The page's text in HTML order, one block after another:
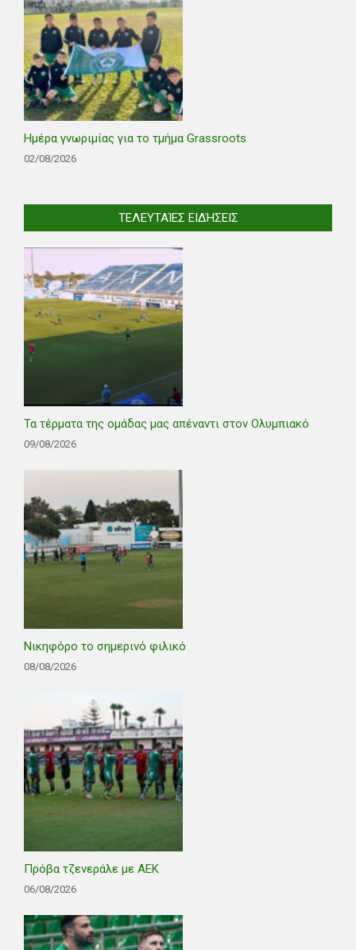
Ημέρα γνωριμίας για το τμήμα Grassroots
02/08/2026
ΤΕΛΕΥΤΑΊΕΣ ΕΙΔΉΣΕΙΣ
Τα τέρματα της ομάδας μας απέναντι στον Ολυμπιακό
09/08/2026
Νικηφόρο το σημερινό φιλικό
08/08/2026
Πρόβα τζενεράλε με ΑΕΚ
06/08/2026